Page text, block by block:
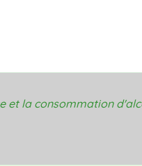
et la consommation